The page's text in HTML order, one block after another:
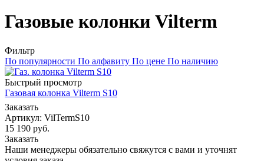
Газовые колонки Vilterm
Фильтр
По популярности По алфавиту По цене По наличию
Быстрый просмотр
Газовая колонка Vilterm S10
Заказать
Артикул: VilTermS10
15 190 руб.
Заказать
Наши менеджеры обязательно свяжутся с вами и уточнят